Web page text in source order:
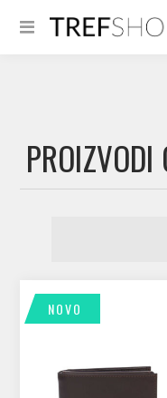
PROIZVODI
NOVO